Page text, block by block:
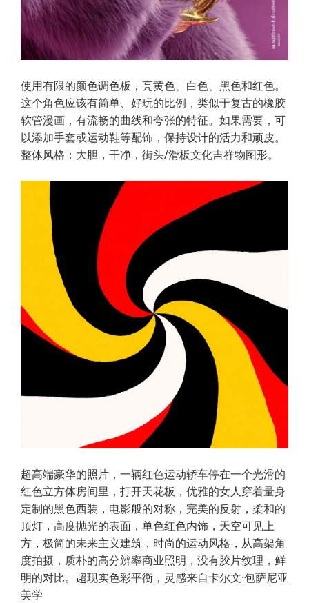
使用有限的颜色调色板，亮黄色、白色、黑色和红色。
这个角色应该有简单、好玩的比例，类似于复古的橡胶
软管漫画，有流畅的曲线和夸张的特征。如果需要，可
以添加手套或运动鞋等配饰，保持设计的活力和顽皮。
整体风格：大胆，干净，街头/滑板文化吉祥物图形。
超高端豪华的照片，一辆红色运动轿车停在一个光滑的
红色立方体房间里，打开天花板，优雅的女人穿着量身
定制的黑色西装，电影般的对称，完美的反射，柔和的
顶灯，高度抛光的表面，单色红色内饰，天空可见上
方，极简的未来主义建筑，时尚的运动风格，从高架角
度拍摄，质朴的高分辨率商业照明，没有胶片纹理，鲜
明的对比。超现实色彩平衡，灵感来自卡尔文·包萨尼亚
美学